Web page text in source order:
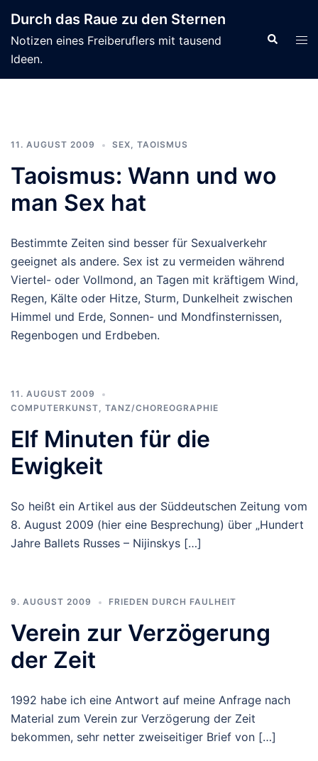
Inhalt
springen
Durch das Raue zu den Sternen
Notizen eines Freiberuflers mit tausend
Ideen.
Suche
11. AUGUST 2009 SEX, TAOISMUS
Taoismus: Wann und wo
man Sex hat
Bestimmte Zeiten sind besser für Sexualverkehr
geeignet als andere. Sex ist zu vermeiden während
Viertel- oder Vollmond, an Tagen mit kräftigem Wind,
Regen, Kälte oder Hitze, Sturm, Dunkelheit zwischen
Himmel und Erde, Sonnen- und Mondfinsternissen,
Regenbogen und Erdbeben.
11. AUGUST 2009
COMPUTERKUNST, TANZ/CHOREOGRAPHIE
Elf Minuten für die
Ewigkeit
So heißt ein Artikel aus der Süddeutschen Zeitung vom
8. August 2009 (hier eine Besprechung) über „Hundert
Jahre Ballets Russes – Nijinskys […]
9. AUGUST 2009 FRIEDEN DURCH FAULHEIT
Verein zur Verzögerung
der Zeit
1992 habe ich eine Antwort auf meine Anfrage nach
Material zum Verein zur Verzögerung der Zeit
bekommen, sehr netter zweiseitiger Brief von […]